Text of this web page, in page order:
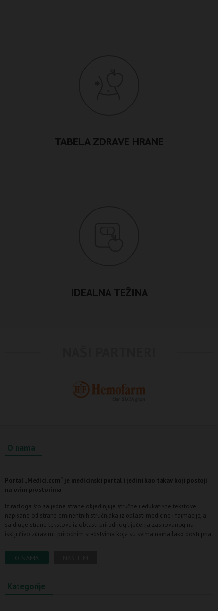
TABELA ZDRAVE HRANE
IDEALNA TEŽINA
O nama
Portal „Medici.com“ je medicinski portal i jedini kao takav koji postoji
na ovim prostorima
Iz razloga što sa jedne strane objedinjuje stručne i edukativne tekstove
napisane od strane eminentnih stručnjaka iz oblasti medicine i farmacije, a
sa druge strane tekstove iz oblasti prirodnog liječenja zasnovanog na
isključivo zdravim i prirodnim sredstvima koja su svima nama lako dostupna.
O NAMA
Kategorije